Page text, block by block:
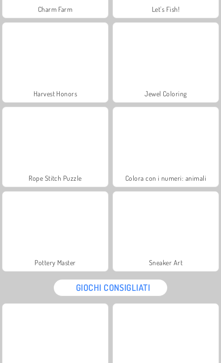
Charm Farm Let's Fish!
Harvest Honors Jewel Coloring
Rope Stitch Puzzle Colora con i numeri: animali
Pottery Master Sneaker Art
GIOCHI CONSIGLIATI